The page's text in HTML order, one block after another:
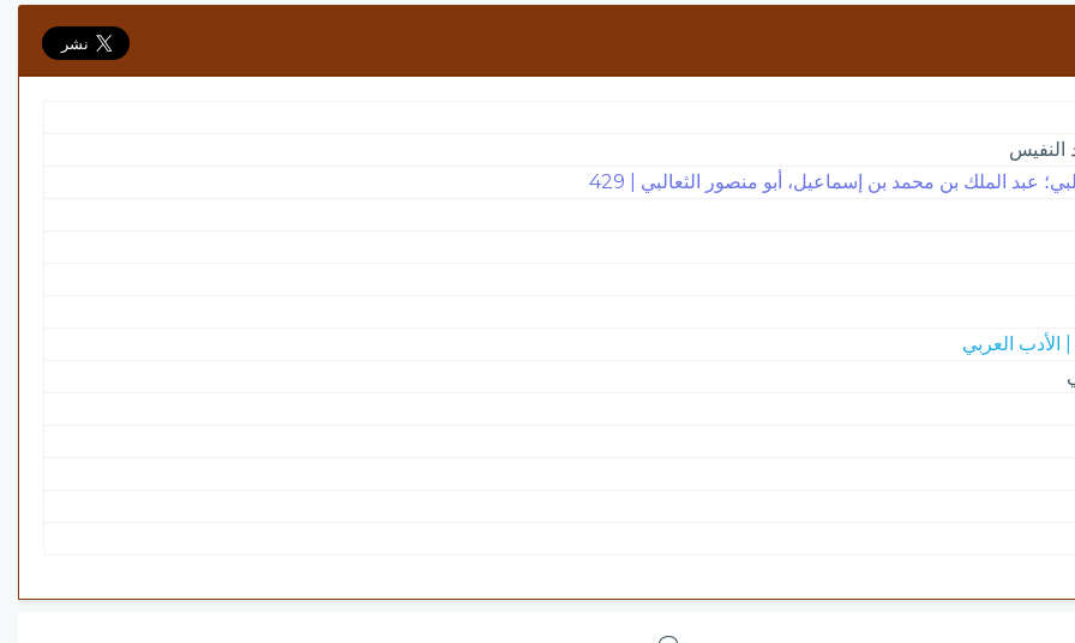
النفيس
عبد الملك بن محمد بن إسماعيل، أبو منصور الثعالبي | 429